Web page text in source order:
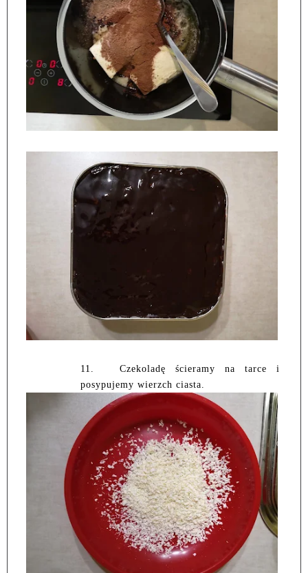
11.
Czekoladę ścieramy na tarce i
posypujemy wierzch ciasta.